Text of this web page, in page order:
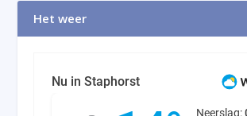
Het weer